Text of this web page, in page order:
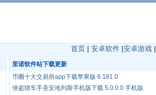
首页 | 安卓软件 |安卓游戏 |
里诺软件站下载更新
币圈十大交易所app下载苹果版 6.181.0
侠盗猎车手圣安地列斯手机版下载 5.0.0.0 手机版